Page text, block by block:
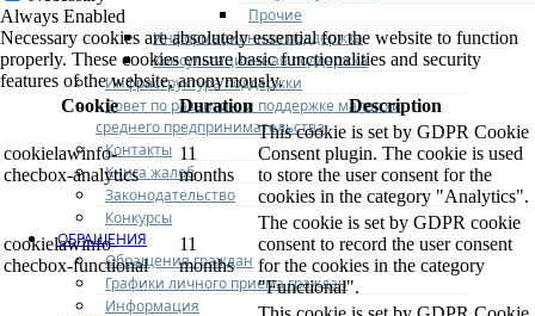
Прочие
Информационная поддержка
Консультационная поддержка
Инфраструктура поддержки
Совет по развитию и поддержке малого и
среднего предпринимательства
Контакты
Книга жалоб
Законодательство
Конкурсы
ОБРАЩЕНИЯ
Обращения граждан
Графики личного приема граждан
Информация
Always Enabled
Necessary cookies are absolutely essential for the website to function
properly. These cookies ensure basic functionalities and security
features of the website, anonymously.
Cookie
Duration Description
cookielawinfo-
checbox-analytics
11
months
This cookie is set by GDPR Cookie
Consent plugin. The cookie is used
to store the user consent for the
cookies in the category "Analytics".
cookielawinfo-
checbox-functional
11
months
The cookie is set by GDPR cookie
consent to record the user consent
for the cookies in the category
"Functional".